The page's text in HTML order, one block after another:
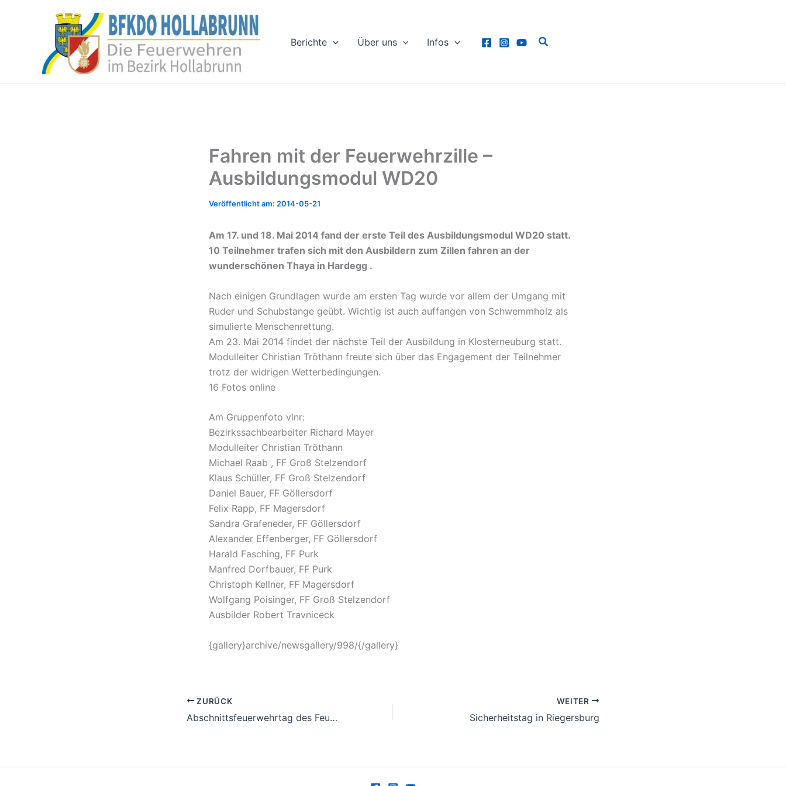
Berichte Über uns Infos Suchen
Fahren mit der Feuerwehrzille –
Ausbildungsmodul WD20
2014-05-21
Am 17. und 18. Mai 2014 fand der erste Teil des Ausbildungsmodul WD20 statt.
10 Teilnehmer trafen sich mit den Ausbildern zum Zillen fahren an der
wunderschönen Thaya in Hardegg .
Nach einigen Grundlagen wurde am ersten Tag wurde vor allem der Umgang mit
Ruder und Schubstange geübt. Wichtig ist auch auffangen von Schwemmholz als
simulierte Menschenrettung.
Am 23. Mai 2014 findet der nächste Teil der Ausbildung in Klosterneuburg statt.
Modulleiter Christian Tröthann freute sich über das Engagement der Teilnehmer
trotz der widrigen Wetterbedingungen.
16 Fotos online
Am Gruppenfoto vlnr:
Bezirkssachbearbeiter Richard Mayer
Modulleiter Christian Tröthann
Michael Raab , FF Groß Stelzendorf
Klaus Schüller, FF Groß Stelzendorf
Daniel Bauer, FF Göllersdorf
Felix Rapp, FF Magersdorf
Sandra Grafeneder, FF Göllersdorf
Alexander Effenberger, FF Göllersdorf
Harald Fasching, FF Purk
Manfred Dorfbauer, FF Purk
Christoph Kellner, FF Magersdorf
Wolfgang Poisinger, FF Groß Stelzendorf
Ausbilder Robert Travniceck
{gallery}archive/newsgallery/998/{/gallery}
ZURÜCK
Abschnittsfeuerwehrtag des Feuerwehrabschnittes Hollabrunn
WEITER
Sicherheitstag in Riegersburg